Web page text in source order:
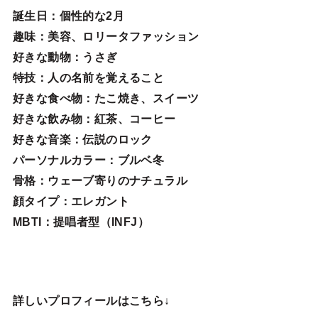
誕生日 ：個性的な2月
趣味 ：美容、ロリータファッション
好きな動物：うさぎ
特技 ：人の名前を覚えること
好きな食べ物 ：たこ焼き、スイーツ
好きな飲み物：紅茶、コーヒー
好きな音楽：伝説のロック
パーソナルカラー：ブルベ冬
骨格：ウェーブ寄りのナチュラル
顔タイプ：エレガン ト
MBTI：提唱者型（INFJ）
詳しいプロフィールはこちら↓